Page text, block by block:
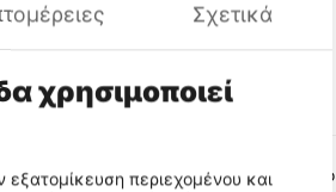
€1999
Fila Tank Top Ανδρικό Κοντομάνικο
Σχετικά
χρησιμοποιεί
εξατομίκευση περιεχομένου και